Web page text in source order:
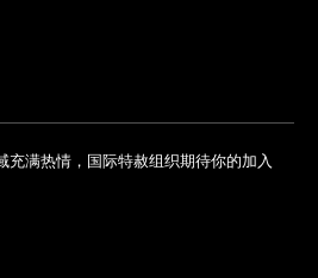
充满热情，国际特赦组织期待你的加入